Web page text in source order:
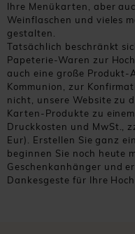
Ihre Menükarten, aber
Weinflaschen und vieles
gestalten.
Tatsächlich beschränkt
Papeterie-Waren zur
auch eine große
Kommunion, zur
nicht, unsere Website zu
Karten-Produkte zu
Druckkosten und MwSt.,
Eur). Erstellen Sie ganz
beginnen Sie noch heute
Geschenkanhänger und
Dankesgeste für Ihre